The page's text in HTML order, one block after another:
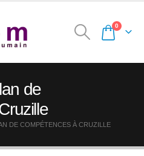
0
de
DE COMPÉTENCES À CRUZILLE